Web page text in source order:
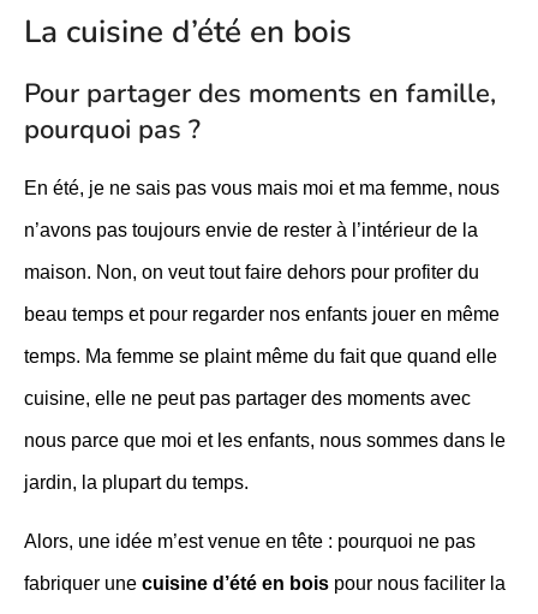
La cuisine d’été en bois
Pour partager des moments en famille,
pourquoi pas ?
En été, je ne sais pas vous mais moi et ma femme, nous
n’avons pas toujours envie de rester à l’intérieur de la
maison. Non, on veut tout faire dehors pour profiter du
beau temps et pour regarder nos enfants jouer en même
temps. Ma femme se plaint même du fait que quand elle
cuisine, elle ne peut pas partager des moments avec
nous parce que moi et les enfants, nous sommes dans le
jardin, la plupart du temps.
Alors, une idée m’est venue en tête : pourquoi ne pas
fabriquer une cuisine d’été en bois pour nous faciliter la